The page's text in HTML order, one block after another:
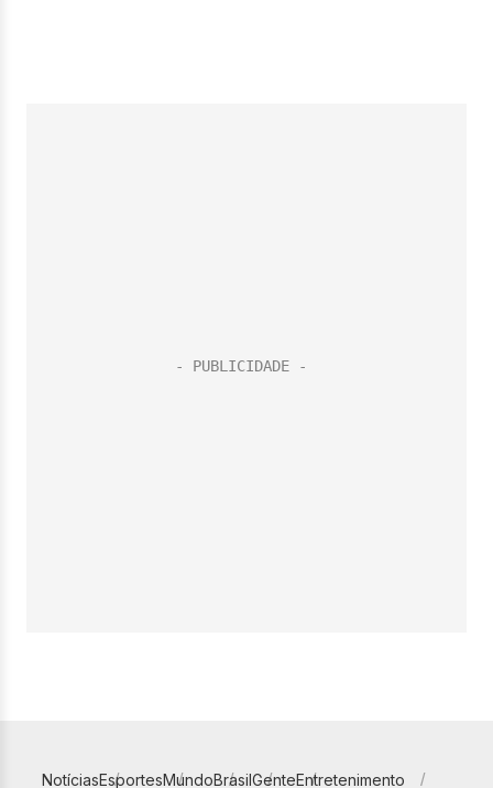
NotíciasEsportesMundoBrasilGenteEntretenimento